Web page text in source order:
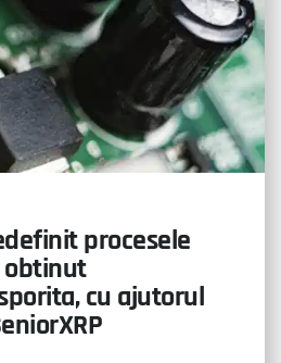
procesele
obtinut
cu ajutorul